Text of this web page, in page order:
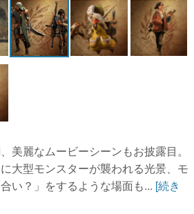
美麗なムービーシーンもお披露目。
大型モンスターが襲われる光景、モ
い？」をするような場面も... [続き